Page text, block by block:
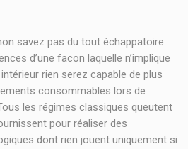
savez pas du tout échappatoire
d’une facon laquelle n’implique
rien serez capable de plus
consommables lors de
les régimes classiques queutent
pour réaliser des
dont rien jouent uniquement si